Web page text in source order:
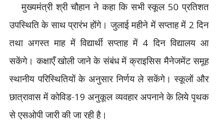
मुख्यमंत्री श्री चौहान ने कहा कि सभी स्कूल50प्रतिशत
उपस्थिति के साथ प्रारंभ होंगे। जुलाई महीने में सप्ताह में 2दिन
तथा अगस्त माह में विद्यार्थी सप्ताह में 4दिन विद्यालय आ
सकेंगे। कक्षाएँ खोली जाने के संबंध में क्राइसिस मैनेजमेंट समूह
स्थानीय परिस्थितियों के अनुसार निर्णय ले सकेंगे। स्कूलों और
छात्रावास में कोविड-19अनुकूल व्यवहार अपनाने के लिये पृथक
से एसओपी जारी की जा रही है।